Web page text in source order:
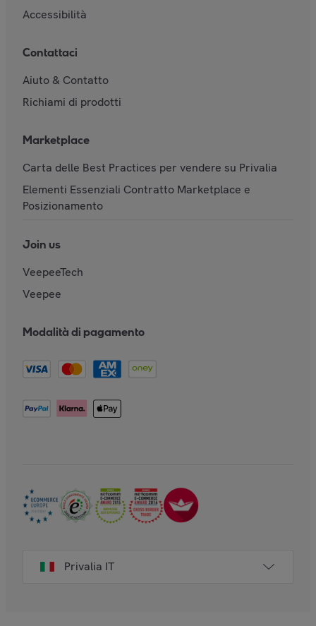
Accessibilità
Contattaci
Aiuto & Contatto
Richiami di prodotti
Marketplace
Carta delle Best Practices per vendere su Privalia
Elementi Essenziali Contratto Marketplace e
Posizionamento
Join us
VeepeeTech
Veepee
Modalità di pagamento
Privalia IT